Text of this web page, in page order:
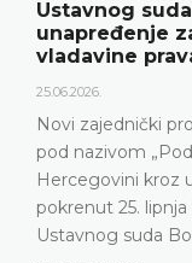
18.05.2026.
Ustavni
Ustavni